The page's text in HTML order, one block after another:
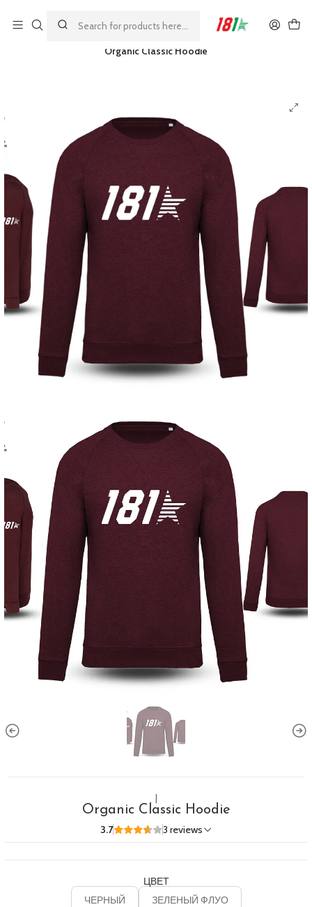
Organic Classic Hoodie
Organic Classic Hoodie
3.7 3 reviews
ЦВЕТ
ЧЕРНЫЙ ЗЕЛЕНЫЙ ФЛУО